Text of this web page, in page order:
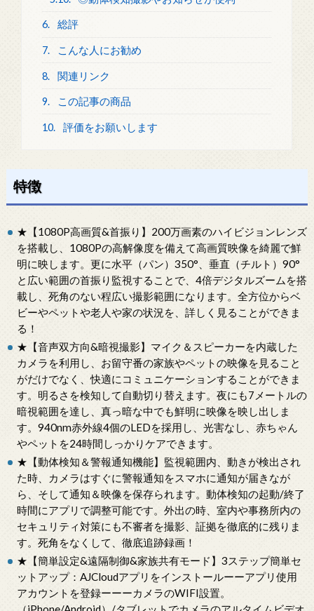
6. 総評
7. こんな人にお勧め
8. 関連リンク
9. この記事の商品
10. 評価をお願いします
特徴
★【1080P高画質&首振り】200万画素のハイビジョンレンズ
を搭載し、1080Pの高解像度を備えて高画質映像を綺麗で鮮
明に映します。更に水平（パン）350°、垂直（チルト）90°
と広い範囲の首振り監視することで、4倍デジタルズームを搭
載し、死角のない程広い撮影範囲になります。全方位からベ
ビーやペットや老人や家の状況を、詳しく見ることができま
る！
★【音声双方向&暗視撮影】マイク＆スピーカーを内蔵した
カメラを利用し、お留守番の家族やペットの映像を見ること
がだけでなく、快適にコミュニケーションすることができま
す。明るさを検知して自動切り替えます。夜にも7メートルの
暗視範囲を達し、真っ暗な中でも鮮明に映像を映し出しま
す。940nm赤外線4個のLEDを採用し、光害なし、赤ちゃん
やペットを24時間しっかりケアできます。
★【動体検知＆警報通知機能】監視範囲内、動きが検出され
た時、カメラはすぐに警報通知をスマホに通知が届きなが
ら、そして通知＆映像を保存られます。動体検知の起動/終了
時間にアプリで調整可能です。外出の時、室内や事務所内の
セキュリティ対策にも不審者を撮影、証拠を徹底的に残りま
す。死角をなくして、徹底追跡録画！
★【簡単設定&遠隔制御&家族共有モード】3ステップ簡単セ
ットアップ：AJCloudアプリをインストールーーアプリ使用
アカウントを登録ーーーカメラのWIFI設置。